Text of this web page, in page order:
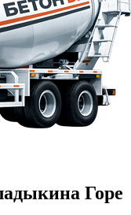
Горе